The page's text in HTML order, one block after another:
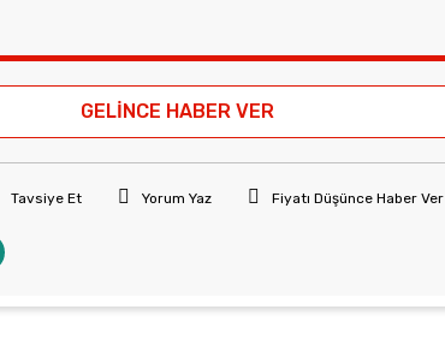
GELİNCE HABER VER
Tavsiye Et Yorum Yaz Fiyatı Düşünce Haber Ver